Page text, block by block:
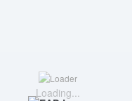
Loading...